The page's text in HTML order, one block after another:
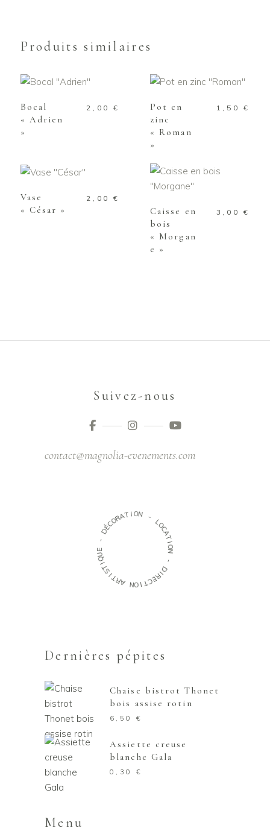
Produits similaires
PANIER
Bocal
« Adrien
»
2,00€
PANIER
Pot en
zinc
« Roman
»
1,50 €
PANIER
Vase
« César »
2,00€
AJOUTER AU
PANIER
Caisse en
bois
« Morgan
e »
3,00 €
Suivez-nous
contact@magnolia-evenements.com
D
ÉCORATION -
L
O
C
A
T
I
O
N
-
D
I
R
E
C
T
I
O
N
A
R
T
I
S
T
I
Q
U
E
-
Dernières pépites
Chaise bistrot Thonet
bois assise rotin
6,50 €
Assiette creuse
blanche Gala
0,30 €
Menu